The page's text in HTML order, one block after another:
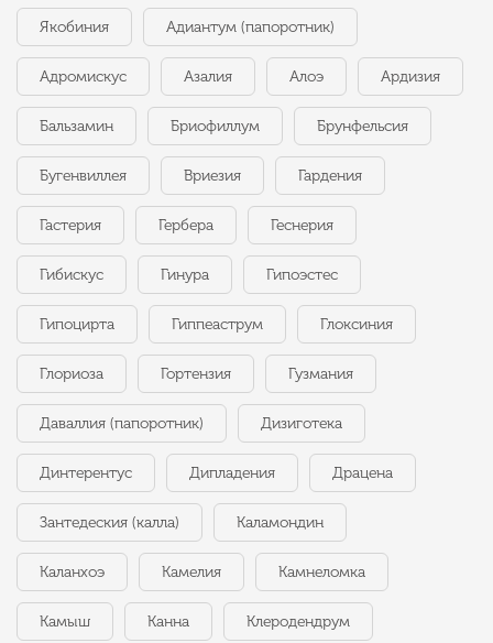
Якобиния Адиантум (папоротник)
Адромискус Азалия Алоэ Ардизия
Бальзамин Бриофиллум Брунфельсия
Бугенвиллея Вриезия Гардения
Гастерия Гербера Геснерия
Гибискус Гинура Гипоэстес
Гипоцирта Гиппеаструм Глоксиния
Глориоза Гортензия Гузмания
Даваллия (папоротник) Дизиготека
Динтерентус Дипладения Драцена
Зантедеския (калла) Каламондин
Каланхоэ Камелия Камнеломка
Камыш Канна Клеродендрум